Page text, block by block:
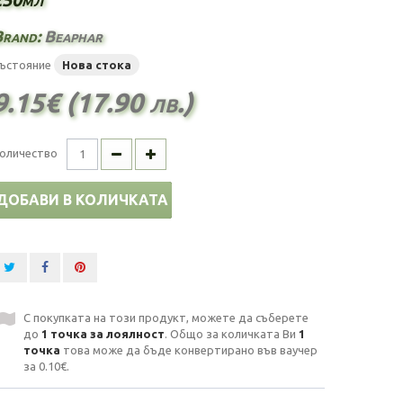
Beaphar
Нова стока
(17.90 лв.)
В КОЛИЧКАТА
С покупката на този продукт, можете да съберете
до 1 точка за лоялност. Общо за количката Ви 1
точка това може да бъде конвертирано във ваучер
за 0.10€.